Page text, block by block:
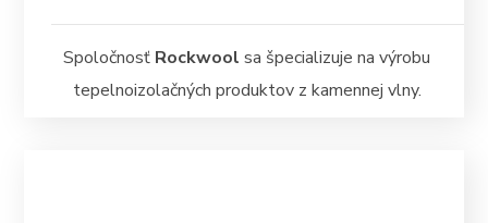
Spoločnosť Rockwool sa špecializuje na výrobu
tepelnoizolačných produktov z kamennej vlny.